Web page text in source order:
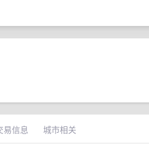
易信息 城市相关